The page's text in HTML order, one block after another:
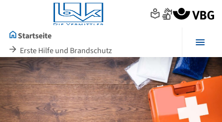
Navigation
im
Fußbereich
Startseite
Erste Hilfe und Brandschutz
Menü
Hauptinhalt